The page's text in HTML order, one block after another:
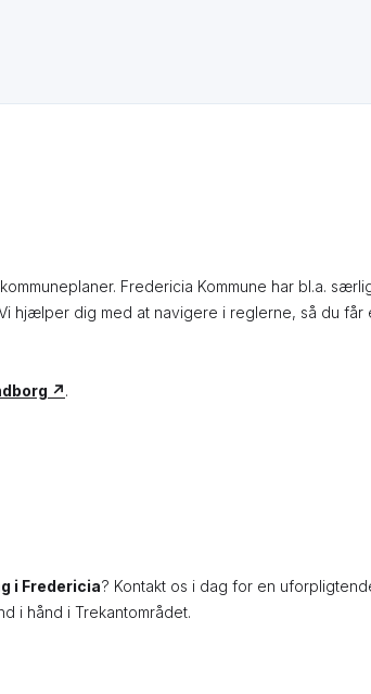
Fredericia Kommune har bl.a.
dig med at navigere i reglerne, så du får
↗.
i Fredericia? Kontakt os i dag for en
i hånd i Trekantområdet.